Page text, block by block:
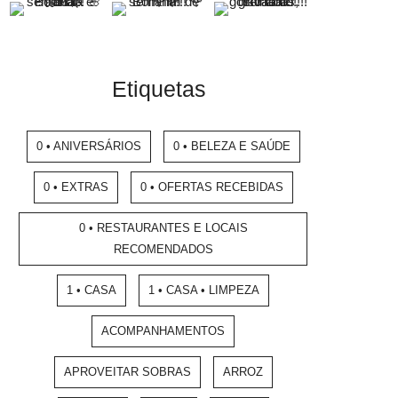
Etiquetas
0 • ANIVERSÁRIOS 0 • BELEZA E SAÚDE
0 • EXTRAS 0 • OFERTAS RECEBIDAS
0 • RESTAURANTES E LOCAIS
RECOMENDADOS
1 • CASA 1 • CASA • LIMPEZA
ACOMPANHAMENTOS
APROVEITAR SOBRAS ARROZ